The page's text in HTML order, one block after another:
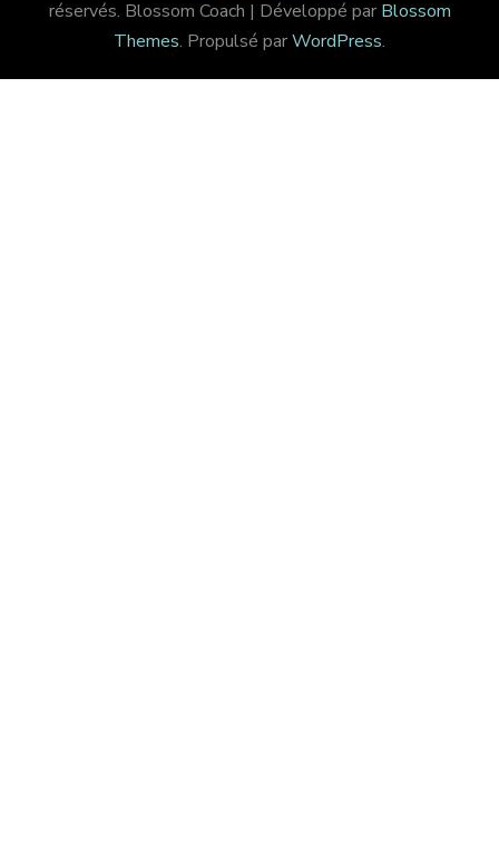
réservés. Blossom Coach | Développé par Blossom
Themes. Propulsé parWordPress.